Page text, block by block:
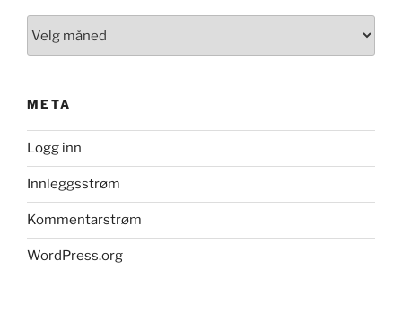
META
Logg inn
Innleggsstrøm
Kommentarstrøm
WordPress.org